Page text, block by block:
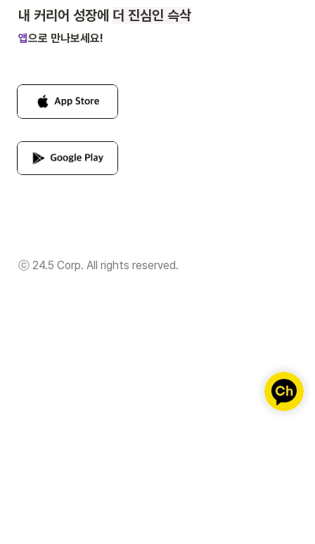
내 커리어 성장에 더 진심인 슥삭
앱으로 만나보세요!
ⓒ 24.5 Corp. All rights reserved.